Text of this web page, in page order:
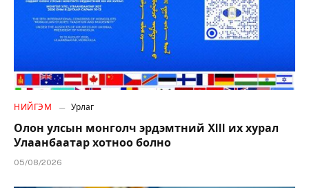
НИЙГЭМ Урлаг
Олон улсын монголч эрдэмтний XIII их хурал
Улаанбаатар хотноо болно
05/08/2026